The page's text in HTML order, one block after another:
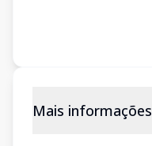
Mais informações